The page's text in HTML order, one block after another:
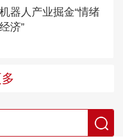
机器人产业掘金“情绪
经济”